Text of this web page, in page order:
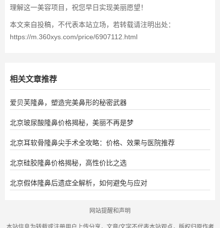
理解这一美容项目，祝您早日实现美丽愿望！
本文来自投稿，不代表本站立场，若转载请注明出处：
https://m.360xys.com/price/6907112.html
相关文章推荐
爱贝芙隆鼻，塑造完美鼻形的秘密武器
北京玻尿酸隆鼻价格揭秘，美丽不再是梦
北京耳软骨隆鼻尖手术全攻略：价格、效果与医院推荐
北京硅胶隆鼻价格揭秘，高性价比之选
北京假体隆鼻后遗症全解析，如何避免与应对
网站提醒和声明